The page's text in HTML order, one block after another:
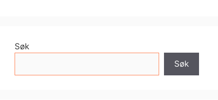
Søk
Søk